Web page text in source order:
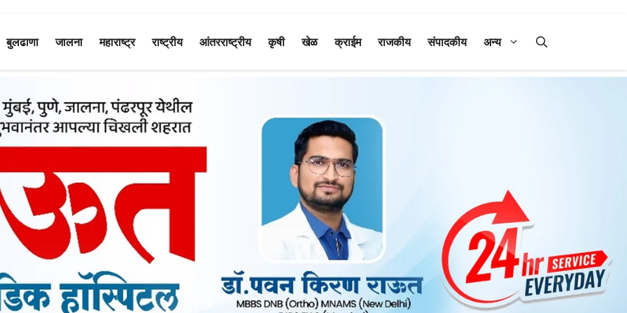
बुलढाणा जालना महाराष्ट्र राष्ट्रीय आंतरराष्ट्रीय कृषी खेळ क्राईम राजकीय संपादकीय अन्य